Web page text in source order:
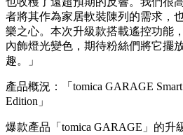
者將其作為家居軟裝陳列的需求，
樂之心。本次升級款搭載遙控功能
內飾燈光變色，期待粉絲們將它擺
趣。」
產品概況：「tomica GARAGE
Edition」
爆款產品「tomica GARAGE」的升